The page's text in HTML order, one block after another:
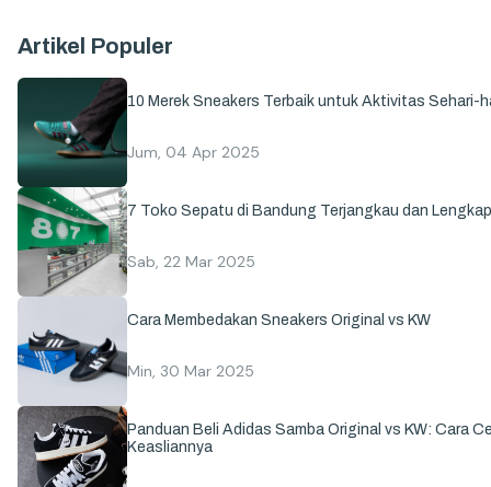
Artikel Populer
10 Merek Sneakers Terbaik untuk Aktivitas Sehari-
Jum, 04 Apr 2025
7 Toko Sepatu di Bandung Terjangkau dan Lengkap
Sab, 22 Mar 2025
Cara Membedakan Sneakers Original vs KW
Min, 30 Mar 2025
Panduan Beli Adidas Samba Original vs KW: Cara
Keasliannya